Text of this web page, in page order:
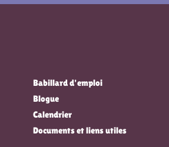
Babillard d'emploi
Blogue
Calendrier
Documents et liens utiles